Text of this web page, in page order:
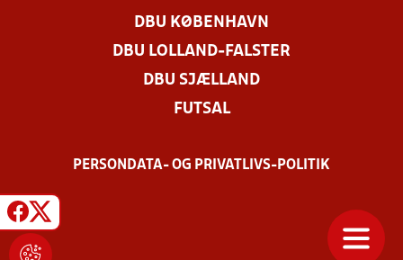
DBU KØBENHAVN
DBU LOLLAND-FALSTER
DBU SJÆLLAND
FUTSAL
PERSONDATA- OG PRIVATLIVS-POLITIK